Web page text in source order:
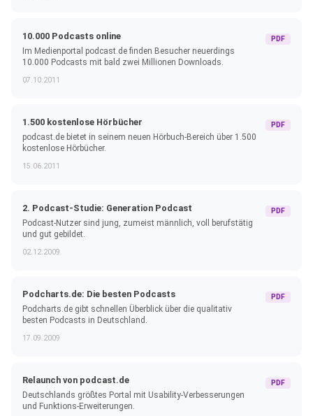
10.000 Podcasts online
Im Medienportal podcast.de finden Besucher neuerdings
10.000 Podcasts mit bald zwei Millionen Downloads.
07.10.2011
PDF
1.500 kostenlose Hörbücher
podcast.de bietet in seinem neuen Hörbuch-Bereich über 1.500
kostenlose Hörbücher.
15.06.2011
PDF
2. Podcast-Studie: Generation Podcast
Podcast-Nutzer sind jung, zumeist männlich, voll berufstätig
und gut gebildet.
02.12.2009
PDF
Podcharts.de: Die besten Podcasts
Podcharts.de gibt schnellen Überblick über die qualitativ
besten Podcasts in Deutschland.
17.09.2009
PDF
Relaunch von podcast.de
Deutschlands größtes Portal mit Usability-Verbesserungen
und Funktions-Erweiterungen.
PDF